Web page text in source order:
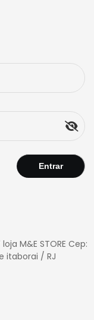
M&E STORE Cep:
itaborai / RJ